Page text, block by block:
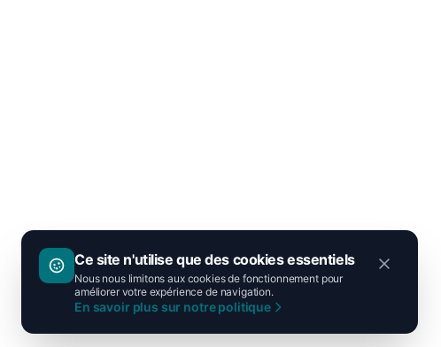
Ce site n'utilise que des cookies essentiels
Nous nous limitons aux cookies de fonctionnement pour
améliorer votre expérience de navigation.
En savoir plus sur notre politique